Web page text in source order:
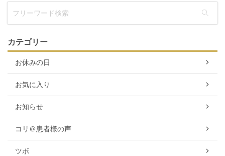
カテゴリー
お休みの日
お気に入り
お知らせ
コリ＠患者様の声
ツボ